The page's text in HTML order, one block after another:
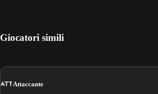
Giocatori simili
ATTAttaccante